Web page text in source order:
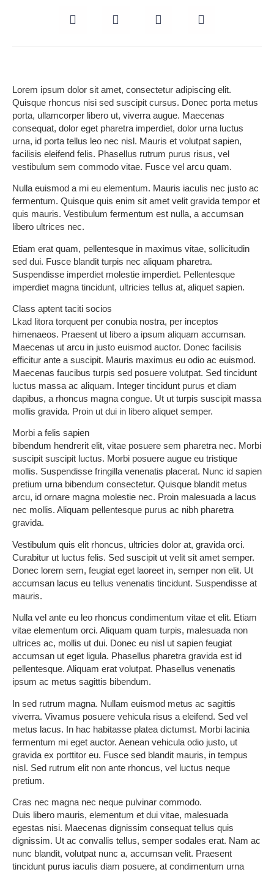
Lorem ipsum dolor sit amet, consectetur adipiscing elit.
Quisque rhoncus nisi sed suscipit cursus. Donec porta metus
porta, ullamcorper libero ut, viverra augue. Maecenas
consequat, dolor eget pharetra imperdiet, dolor urna luctus
urna, id porta tellus leo nec nisl. Mauris et volutpat sapien,
facilisis eleifend felis. Phasellus rutrum purus risus, vel
vestibulum sem commodo vitae. Fusce vel arcu quam.
Nulla euismod a mi eu elementum. Mauris iaculis nec justo ac
fermentum. Quisque quis enim sit amet velit gravida tempor et
quis mauris. Vestibulum fermentum est nulla, a accumsan
libero ultrices nec.
Etiam erat quam, pellentesque in maximus vitae, sollicitudin
sed dui. Fusce blandit turpis nec aliquam pharetra.
Suspendisse imperdiet molestie imperdiet. Pellentesque
imperdiet magna tincidunt, ultricies tellus at, aliquet sapien.
Class aptent taciti socios
Lkad litora torquent per conubia nostra, per inceptos
himenaeos. Praesent ut libero a ipsum aliquam accumsan.
Maecenas ut arcu in justo euismod auctor. Donec facilisis
efficitur ante a suscipit. Mauris maximus eu odio ac euismod.
Maecenas faucibus turpis sed posuere volutpat. Sed tincidunt
luctus massa ac aliquam. Integer tincidunt purus et diam
dapibus, a rhoncus magna congue. Ut ut turpis suscipit massa
mollis gravida. Proin ut dui in libero aliquet semper.
Morbi a felis sapien
bibendum hendrerit elit, vitae posuere sem pharetra nec. Morbi
suscipit suscipit luctus. Morbi posuere augue eu tristique
mollis. Suspendisse fringilla venenatis placerat. Nunc id sapien
pretium urna bibendum consectetur. Quisque blandit metus
arcu, id ornare magna molestie nec. Proin malesuada a lacus
nec mollis. Aliquam pellentesque purus ac nibh pharetra
gravida.
Vestibulum quis elit rhoncus, ultricies dolor at, gravida orci.
Curabitur ut luctus felis. Sed suscipit ut velit sit amet semper.
Donec lorem sem, feugiat eget laoreet in, semper non elit. Ut
accumsan lacus eu tellus venenatis tincidunt. Suspendisse at
mauris.
Nulla vel ante eu leo rhoncus condimentum vitae et elit. Etiam
vitae elementum orci. Aliquam quam turpis, malesuada non
ultrices ac, mollis ut dui. Donec eu nisl ut sapien feugiat
accumsan ut eget ligula. Phasellus pharetra gravida est id
pellentesque. Aliquam erat volutpat. Phasellus venenatis
ipsum ac metus sagittis bibendum.
In sed rutrum magna. Nullam euismod metus ac sagittis
viverra. Vivamus posuere vehicula risus a eleifend. Sed vel
metus lacus. In hac habitasse platea dictumst. Morbi lacinia
fermentum mi eget auctor. Aenean vehicula odio justo, ut
gravida ex porttitor eu. Fusce sed blandit mauris, in tempus
nisl. Sed rutrum elit non ante rhoncus, vel luctus neque
pretium.
Cras nec magna nec neque pulvinar commodo.
Duis libero mauris, elementum et dui vitae, malesuada
egestas nisi. Maecenas dignissim consequat tellus quis
dignissim. Ut ac convallis tellus, semper sodales erat. Nam ac
nunc blandit, volutpat nunc a, accumsan velit. Praesent
tincidunt purus iaculis diam posuere, at condimentum urna